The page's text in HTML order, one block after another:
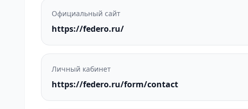
Официальный сайт
https://federo.ru/
Личный кабинет
https://federo.ru/form/contact